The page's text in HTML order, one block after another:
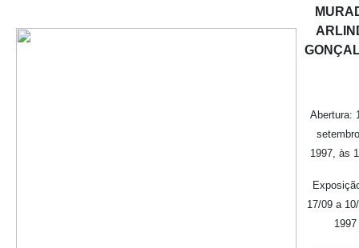
Abertura:
1997, às
17/09 a
1997